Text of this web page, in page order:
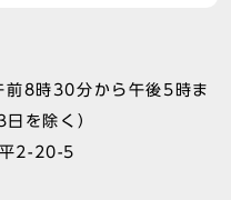
前8時30分から午後5時ま
を除く）
2-20-5